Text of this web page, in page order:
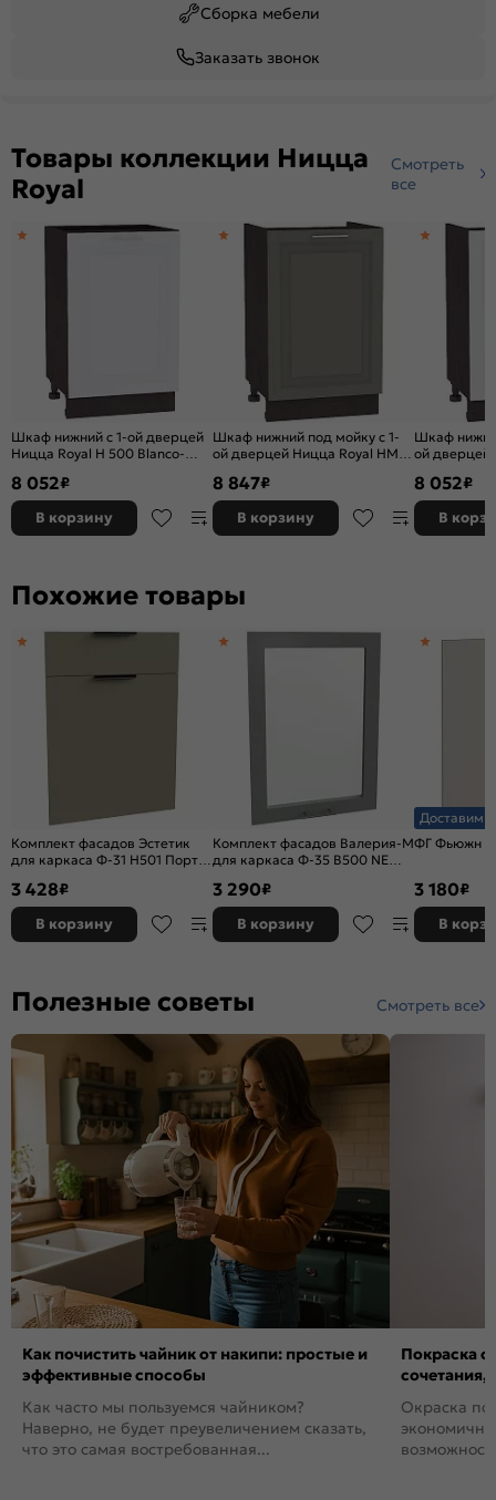
Сборка мебели
Заказать звонок
Товары коллекции Ницца
Royal
Смотреть
все
Шкаф нижний с 1-ой дверцей
Ницца Royal Н 500 Blanco-
8 052₽
В корзину
Шкаф нижний под мойку с 1-
ой дверцей Ницца Royal НМ
8 847₽
В корзину
Шкаф
ой
8 052₽
В
Похожие товары
Комплект фасадов Эстетик
для каркаса Ф-31 Н501 Порт-
3 428₽
В корзину
Комплект фасадов Валерия-М
для каркаса Ф-35 В500 NEW
3 290₽
В корзину
Доставим
ФГ Фьюжн
3 180₽
В
Полезные советы Смотреть все
Как почистить чайник от накипи: простые и
эффективные способы
Как часто мы пользуемся чайником?
Наверно, не будет преувеличением сказать,
что это самая востребованная...
Покраска
сочетания,
Окраска